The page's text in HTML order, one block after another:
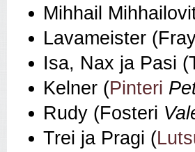
Mihhail
Lavameister
Isa, Nax ja Pasi
Kelner (Pinteri
Rudy (Fosteri
Trei ja Pragi (